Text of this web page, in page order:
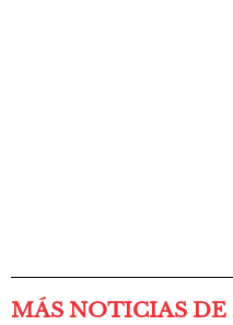
MÁS NOTICIAS DE